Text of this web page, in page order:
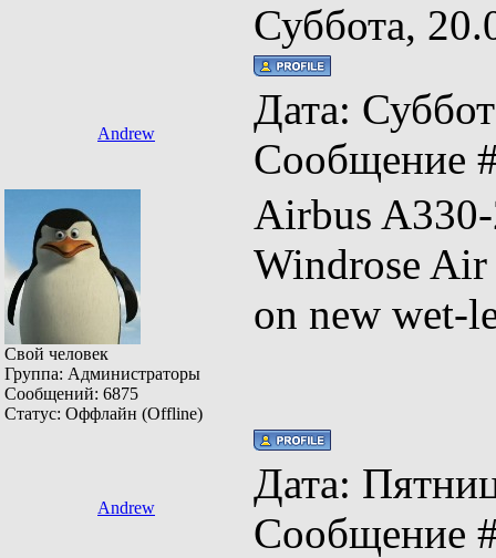
Суббота,
Andrew
Дата:
Сообщение
Свой человек
Группа: Администраторы
Сообщений: 6875
Статус: Оффлайн (Offline)
Airbus
Windrose
on new
Andrew
Дата:
Сообщение